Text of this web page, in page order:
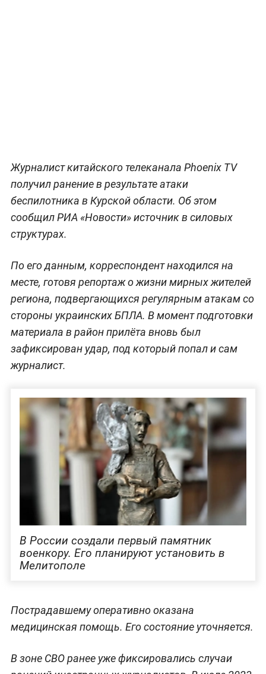
Журналист китайского телеканала Phoenix TV
получил ранение в результате атаки
беспилотника в Курской области. Об этом
сообщил РИА «Новости» источник в силовых
структурах.
По его данным, корреспондент находился на
месте, готовя репортаж о жизни мирных жителей
региона, подвергающихся регулярным атакам со
стороны украинских БПЛА. В момент подготовки
материала в район прилёта вновь был
зафиксирован удар, под который попал и сам
журналист.
В России создали первый памятник
военкору. Его планируют установить в
Мелитополе
Пострадавшему оперативно оказана
медицинская помощь. Его состояние уточняется.
В зоне СВО ранее уже фиксировались случаи